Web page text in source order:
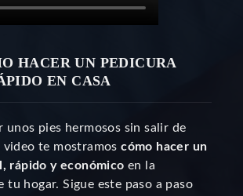
HACER UN PEDICURA
EN CASA
unos pies hermosos sin salir de
video te mostramoscómo hacer un
rápido y económico en la
tu hogar. Sigue este paso a paso